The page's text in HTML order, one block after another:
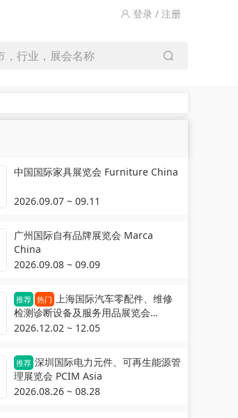
登录 / 注册
，行业，展会名称
中国国际家具展览会 Furniture China
2026.09.07 ~ 09.11
广州国际自有品牌展览会 Marca
China
2026.09.08 ~ 09.09
推荐 热门 上海国际汽车零配件、维修
检测诊断设备及服务用品展览会
Automechanika Shanghai
2026.12.02 ~ 12.05
推荐 深圳国际电力元件、可再生能源管
理展览会 PCIM Asia
2026.08.26 ~ 08.28